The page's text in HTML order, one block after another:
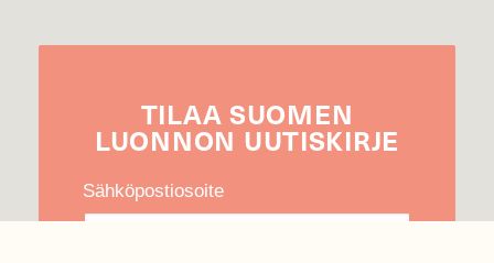
TILAA SUOMEN
LUONNON UUTIS­KIRJE
Sähköpostiosoite